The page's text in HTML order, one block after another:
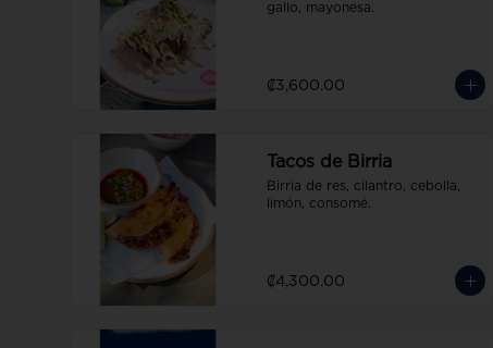
gallo, mayonesa.
₡3,600.00
Tacos de Birria
Birria de res, cilantro, cebolla,
limón, consomé.
₡4,300.00